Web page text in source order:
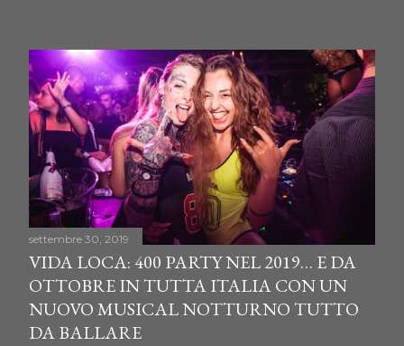
settembre 30, 2019
VIDA LOCA: 400 PARTY NEL 2019… E DA
OTTOBRE IN TUTTA ITALIA CON UN
NUOVO MUSICAL NOTTURNO TUTTO
DA BALLARE